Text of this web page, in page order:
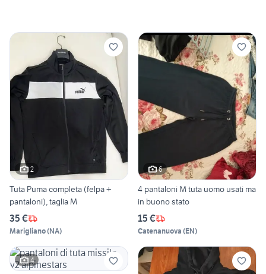
2
Tuta Puma completa (felpa +
pantaloni), taglia M
35 €
Marigliano(NA)
6
4 pantaloni M tuta uomo usati ma
in buono stato
15 €
Catenanuova (EN)
4